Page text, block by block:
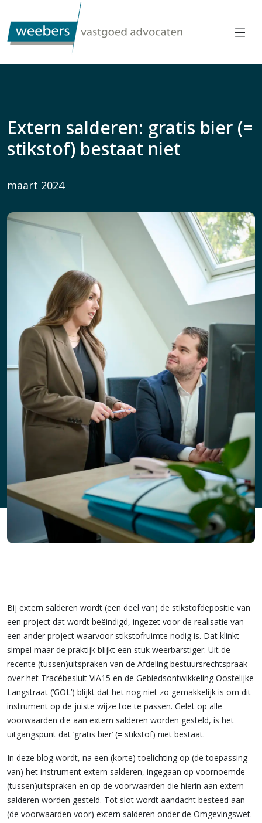
Extern salderen: gratis bier (=
stikstof) bestaat niet
maart 2024
Bij extern salderen wordt (een deel van) de stikstofdepositie van
een project dat wordt beëindigd, ingezet voor de realisatie van
een ander project waarvoor stikstofruimte nodig is. Dat klinkt
simpel maar de praktijk blijkt een stuk weerbarstiger. Uit de
recente (tussen)uitspraken van de Afdeling bestuursrechtspraak
over het Tracébesluit ViA15 en de Gebiedsontwikkeling Oostelijke
Langstraat (‘GOL’) blijkt dat het nog niet zo gemakkelijk is om dit
instrument op de juiste wijze toe te passen. Gelet op alle
voorwaarden die aan extern salderen worden gesteld, is het
uitgangspunt dat ‘gratis bier’ (= stikstof) niet bestaat.
In deze blog wordt, na een (korte) toelichting op (de toepassing
van) het instrument extern salderen, ingegaan op voornoemde
(tussen)uitspraken en op de voorwaarden die hierin aan extern
salderen worden gesteld. Tot slot wordt aandacht besteed aan
(de voorwaarden voor) extern salderen onder de Omgevingswet.